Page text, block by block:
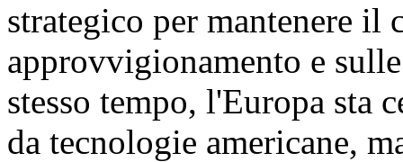
strategico per mantenere
approvvigionamento e
stesso tempo, l'Europa sta
da tecnologie americane,